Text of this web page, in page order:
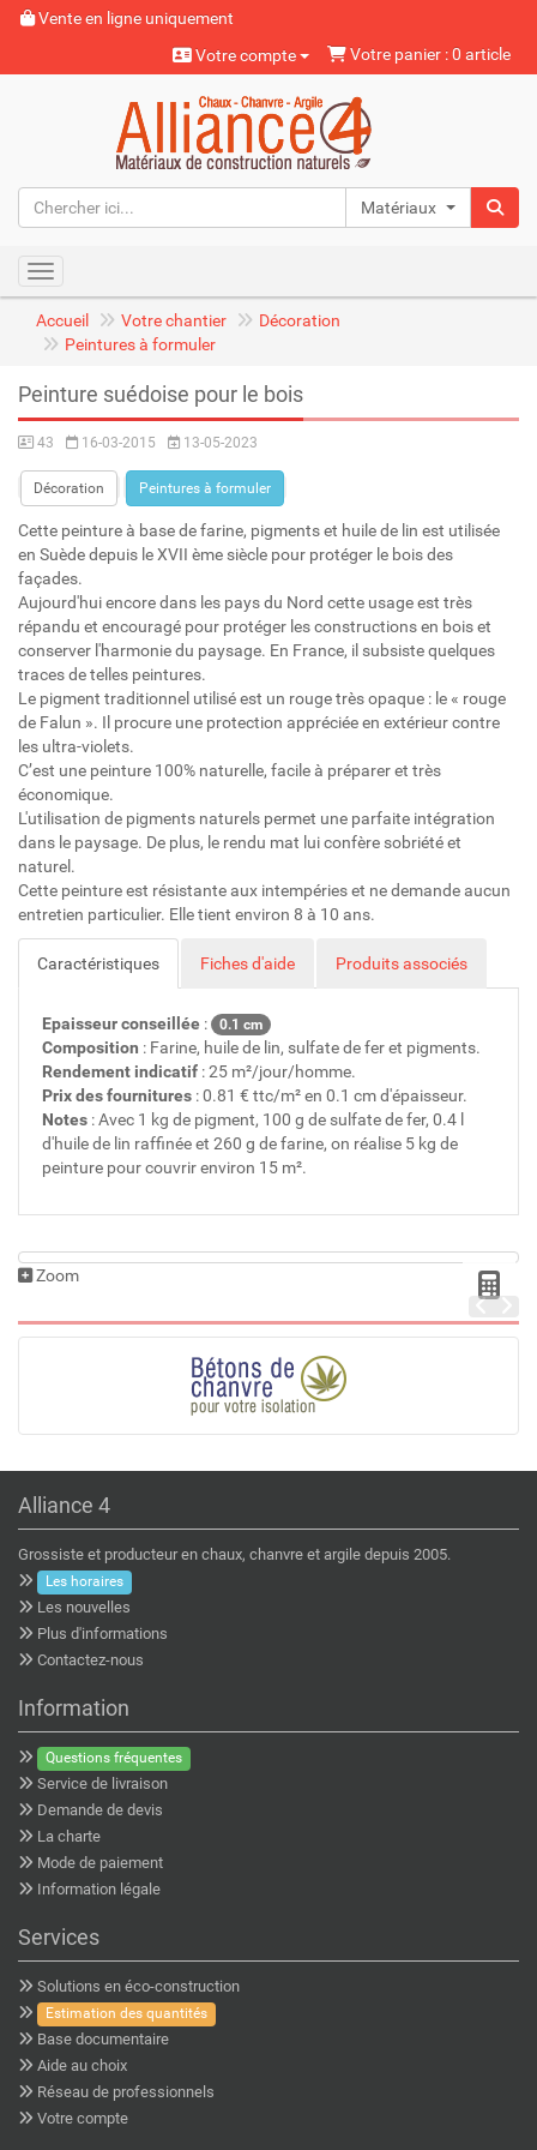
Vente en ligne uniquement
Votre compte
Votre panier : 0 article
Matériaux naturels
Toggle navigation
Accueil Votre chantier
Décoration
Peintures à formuler
Peinture suédoise pour le bois
43 16-03-2015 13-05-2023
Décoration Peintures à formuler
Cette peinture à base de farine, pigments et huile de lin est utilisée
en Suède depuis le XVII ème siècle pour protéger le bois des
façades.
Aujourd'hui encore dans les pays du Nord cette usage est très
répandu et encouragé pour protéger les constructions en bois et
conserver l'harmonie du paysage. En France, il subsiste quelques
traces de telles peintures.
Le pigment traditionnel utilisé est un rouge très opaque : le « rouge
de Falun ». Il procure une protection appréciée en extérieur contre
les ultra-violets.
C’est une peinture 100% naturelle, facile à préparer et très
économique.
L'utilisation de pigments naturels permet une parfaite intégration
dans le paysage. De plus, le rendu mat lui confère sobriété et
naturel.
Cette peinture est résistante aux intempéries et ne demande aucun
entretien particulier. Elle tient environ 8 à 10 ans.
Caractéristiques Fiches d'aide Produits associés
Epaisseur conseillée : 0.1 cm
Composition : Farine, huile de lin, sulfate de fer et pigments.
Rendement indicatif : 25 m²/jour/homme.
Prix des fournitures : 0.81 € ttc/m² en 0.1 cm d'épaisseur.
Notes : Avec 1 kg de pigment, 100 g de sulfate de fer, 0.4 l
d'huile de lin raffinée et 260 g de farine, on réalise 5 kg de
peinture pour couvrir environ 15 m².
Zoom
Alliance 4
Grossiste et producteur en chaux, chanvre et argile depuis 2005.
Les horaires
Les nouvelles
Plus d'informations
Contactez-nous
Information
Questions fréquentes
Service de livraison
Demande de devis
La charte
Mode de paiement
Information légale
Services
Solutions en éco-construction
Estimation des quantités
Base documentaire
Aide au choix
Réseau de professionnels
Votre compte